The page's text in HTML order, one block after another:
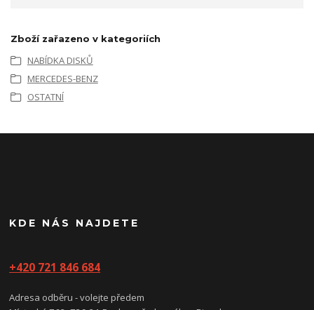
Zboží zařazeno v kategoriích
NABÍDKA DISKŮ
MERCEDES-BENZ
OSTATNÍ
KDE NÁS NAJDETE
+420 721 846 684
Adresa odběru - volejte předem